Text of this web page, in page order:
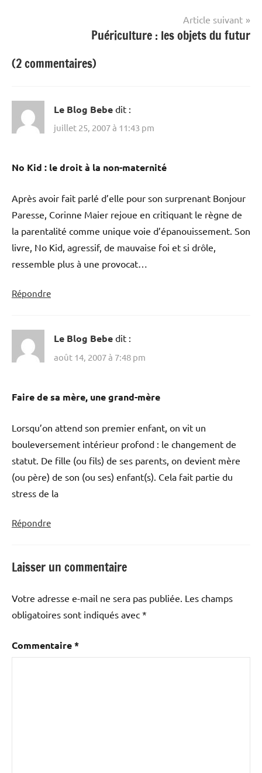
Article suivant
Puériculture : les objets du futur
(2 commentaires)
Le Blog Bebe dit :
juillet 25, 2007 à 11:43 pm
No Kid : le droit à la non-maternité
Après avoir fait parlé d’elle pour son surprenant Bonjour
Paresse, Corinne Maier rejoue en critiquant le règne de
la parentalité comme unique voie d’épanouissement. Son
livre, No Kid, agressif, de mauvaise foi et si drôle,
ressemble plus à une provocat…
Répondre
Le Blog Bebe dit :
août 14, 2007 à 7:48 pm
Faire de sa mère, une grand-mère
Lorsqu’on attend son premier enfant, on vit un
bouleversement intérieur profond : le changement de
statut. De fille (ou fils) de ses parents, on devient mère
(ou père) de son (ou ses) enfant(s). Cela fait partie du
stress de la
Répondre
Laisser un commentaire
Votre adresse e-mail ne sera pas publiée. Les champs
obligatoires sont indiqués avec *
Commentaire*